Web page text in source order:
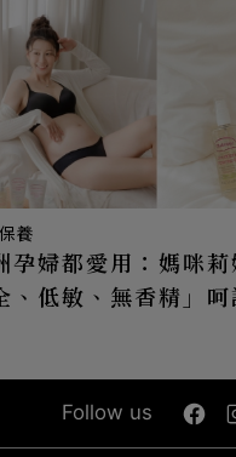
養
孕婦都愛用：媽咪
、低敏、無香精」呵
Follow us